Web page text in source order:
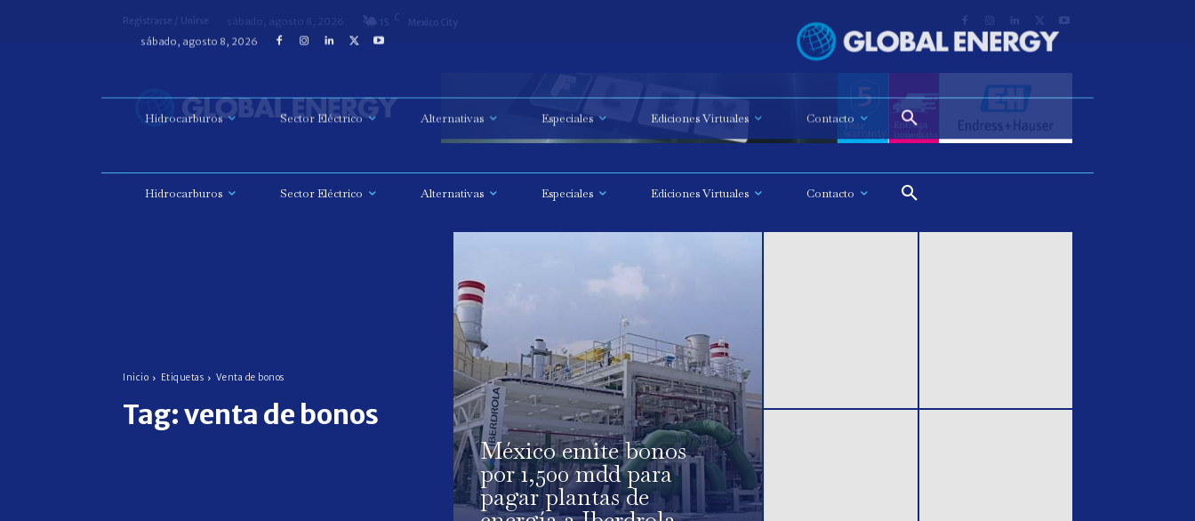
Registrarse / Unirse sábado, agosto 8, 2026 15 C Mexico City
Hidrocarburos Sector Eléctrico Alternativas Especiales Ediciones Virtuales Contacto
Inicio Etiquetas Venta de bonos
Tag:venta de bonos
México emite bonos
por 1,500 mdd para
pagar plantas de